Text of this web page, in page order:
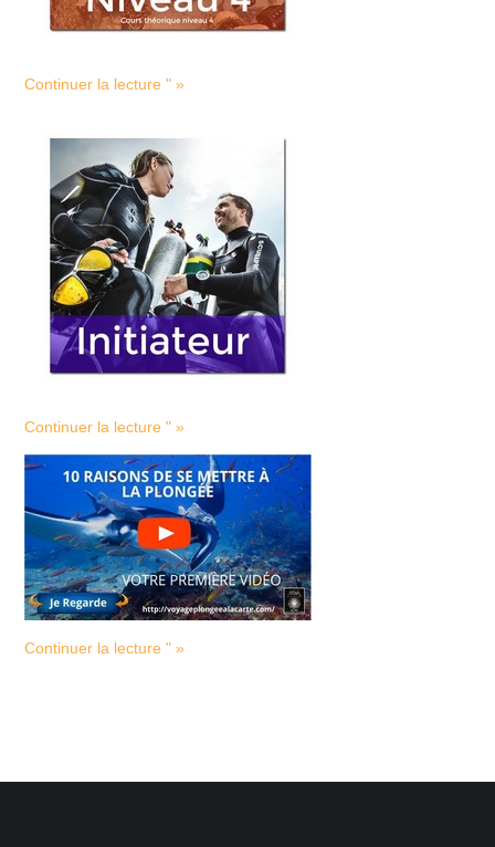
Continuer la lecture " »
Continuer la lecture " »
Continuer la lecture " »